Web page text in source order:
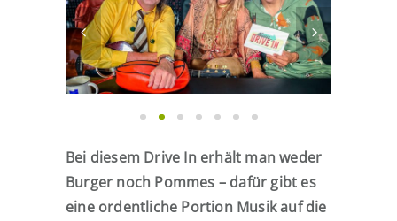
Bei diesem Drive In erhält man weder
Burger noch Pommes – dafür gibt es
eine ordentliche Portion Musik auf die